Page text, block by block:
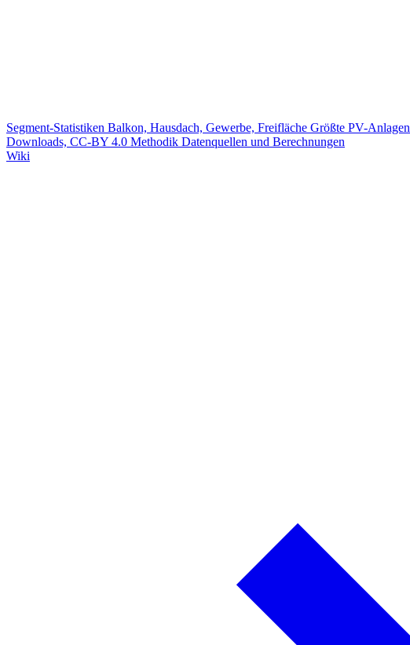
Segment-Statistiken Balkon, Hausdach, Gewerbe, Freifläche Größte PV-Anlagen
Downloads, CC-BY 4.0 Methodik Datenquellen und Berechnungen
Wiki